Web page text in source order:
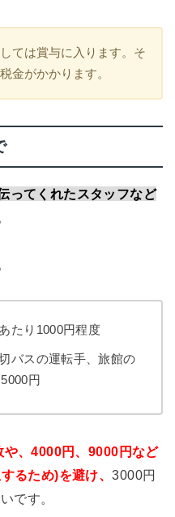
ては賞与に入ります。そ
金がかかります。
ってくれたスタッフなど
たり 1000円程度
バスの運転手、旅館の
5000円
や、4000円、9000円など
るため)を避け、3000円
です。